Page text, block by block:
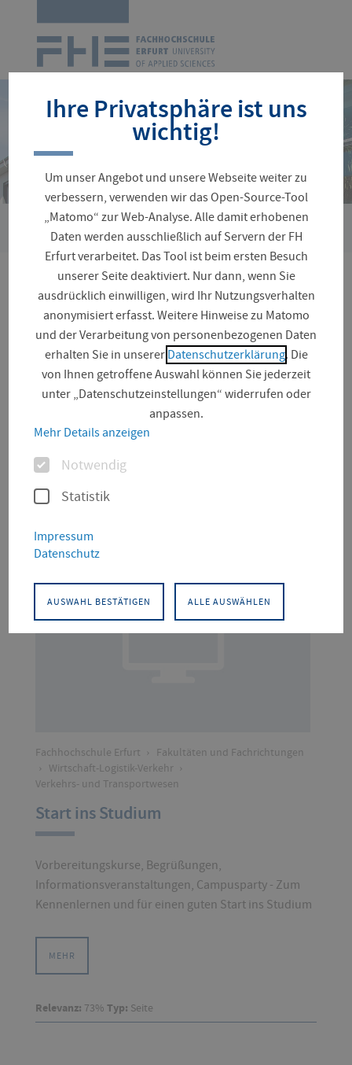
Navigation
überspringen
Sie
sind
hier:
Suche
Ihre Seitensuche ergab 16
Treffer
Seite (16)
Fachhochschule Erfurt › Fakultäten und Fachrichtungen
› Wirtschaft-Logistik-Verkehr ›
Verkehrs- und Transportwesen
Start ins Studium
Vorbereitungskurse, Begrüßungen,
Informationsveranstaltungen, Campusparty - Zum
Kennenlernen und für einen guten Start ins Studium
MEHR
Relevanz: 73% Typ: Seite
Ihre Privatsphäre ist uns
wichtig!
Um unser Angebot und unsere Webseite weiter zu
verbessern, verwenden wir das Open-Source-Tool
„Matomo“ zur Web-Analyse. Alle damit erhobenen
Daten werden ausschließlich auf Servern der FH
Erfurt verarbeitet. Das Tool ist beim ersten Besuch
unserer Seite deaktiviert. Nur dann, wenn Sie
ausdrücklich einwilligen, wird Ihr Nutzungsverhalten
anonymisiert erfasst. Weitere Hinweise zu Matomo
und der Verarbeitung von personenbezogenen Daten
erhalten Sie in unserer Datenschutzerklärung. Die
von Ihnen getroffene Auswahl können Sie jederzeit
unter „Datenschutzeinstellungen“ widerrufen oder
anpassen.
Mehr Details anzeigen
OptionenNotwendig
Statistik
Impressum
Datenschutz
AUSWAHL BESTÄTIGEN ALLE AUSWÄHLEN